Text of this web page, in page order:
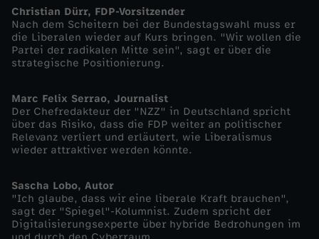
r
k
s
L
a
n
Christian Dürr, FDP-Vorsitzender
Nach dem Scheitern bei der Bundestagswahl muss er
die Liberalen wieder auf Kurs bringen. "Wir wollen die
Partei der radikalen Mitte sein", sagt er über die
strategische Positionierung.
Marc Felix Serrao, Journalist
Der Chefredakteur der "NZZ" in Deutschland spricht
über das Risiko, dass die FDP weiter an politischer
Relevanz verliert und erläutert, wie Liberalismus
wieder attraktiver werden könnte.
Sascha Lobo, Autor
"Ich glaube, dass wir eine liberale Kraft brauchen",
sagt der "Spiegel"-Kolumnist. Zudem spricht der
Digitalisierungsexperte über hybride Bedrohungen im